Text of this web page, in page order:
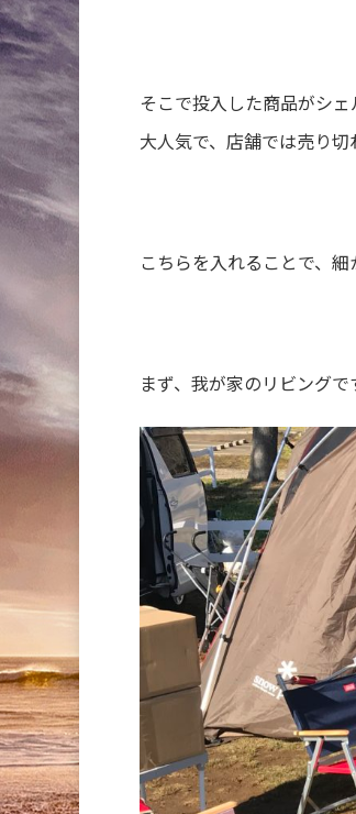
そこで投入した商品がシ
大人気で、店舗では売り切
こちらを入れることで、細
まず、我が家のリビングで